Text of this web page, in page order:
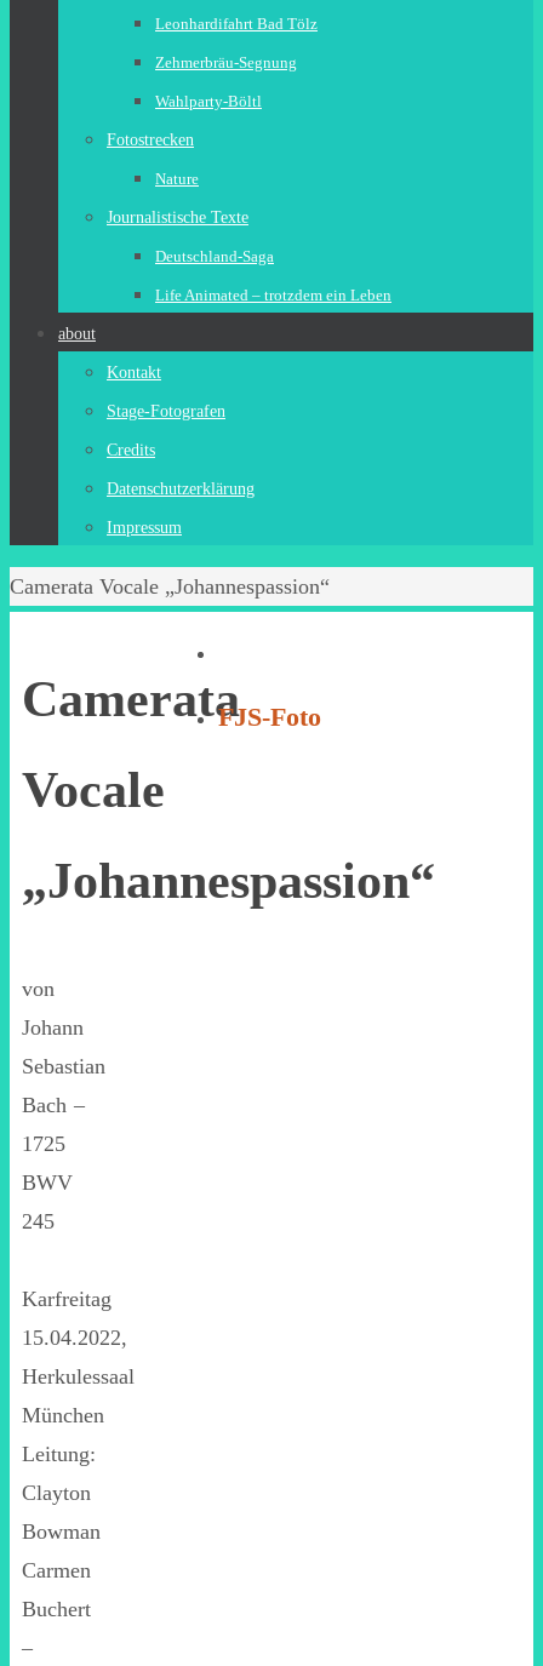
Leonhardifahrt Bad Tölz
Zehmerbräu-Segnung
Wahlparty-Böltl
Fotostrecken
Nature
Journalistische Texte
Deutschland-Saga
Life Animated – trotzdem ein Leben
about
Kontakt
Stage-Fotografen
Credits
Datenschutzerklärung
Impressum
Start
Camerata Vocale „Johannespassion“
Camerata
Vocale
„Johannespassion“
von
Johann
Sebastian
Bach –
1725
BWV
245
Karfreitag
15.04.2022,
Herkulessaal
München
Leitung:
Clayton
Bowman
Carmen
Buchert
–
FJS-Foto